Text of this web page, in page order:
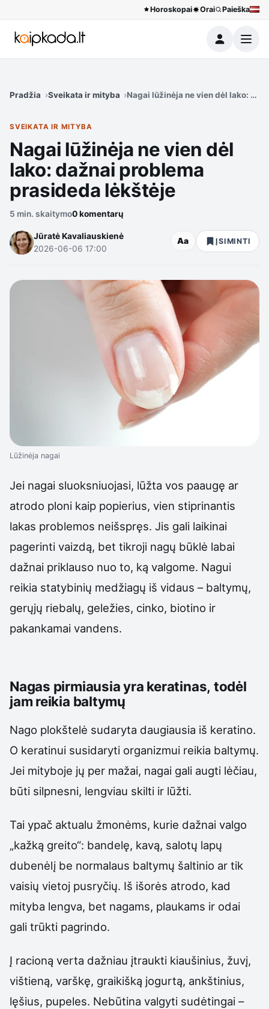
Horoskopai Orai Paieška
Meniu
Pradžia Sveikata ir mityba Nagai lūžinėja ne vien dėl lako:
SVEIKATA IR MITYBA
Nagai lūžinėja ne vien dėl
lako: dažnai problema
prasideda lėkštėje
5 min. skaitymo0 komentarų
Jūratė Kavaliauskienė
2026-06-06 17:00
Aa ĮSIMINTI
Lūžinėja nagai
Jei nagai sluoksniuojasi, lūžta vos paaugę ar
atrodo ploni kaip popierius, vien stiprinantis
lakas problemos neišspręs. Jis gali laikinai
pagerinti vaizdą, bet tikroji nagų būklė labai
dažnai priklauso nuo to, ką valgome. Nagui
reikia statybinių medžiagų iš vidaus – baltymų,
gerųjų riebalų, geležies, cinko, biotino ir
pakankamai vandens.
Nagas pirmiausia yra keratinas, todėl
jam reikia baltymų
Nago plokštelė sudaryta daugiausia iš keratino.
O keratinui susidaryti organizmui reikia baltymų.
Jei mityboje jų per mažai, nagai gali augti lėčiau,
būti silpnesni, lengviau skilti ir lūžti.
Tai ypač aktualu žmonėms, kurie dažnai valgo
„kažką greito“: bandelę, kavą, salotų lapų
dubenėlį be normalaus baltymų šaltinio ar tik
vaisių vietoj pusryčių. Iš išorės atrodo, kad
mityba lengva, bet nagams, plaukams ir odai
gali trūkti pagrindo.
Į racioną verta dažniau įtraukti kiaušinius, žuvį,
vištieną, varškę, graikišką jogurtą, ankštinius,
lęšius, pupeles. Nebūtina valgyti sudėtingai –